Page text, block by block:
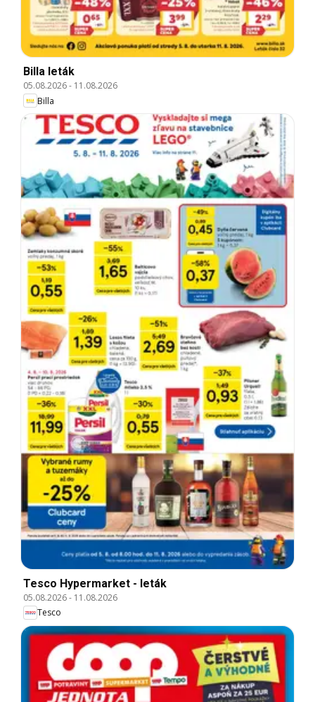
Billa leták
05.08.2026- 11.08.2026
Billa
Tesco Hypermarket - leták
05.08.2026- 11.08.2026
Tesco